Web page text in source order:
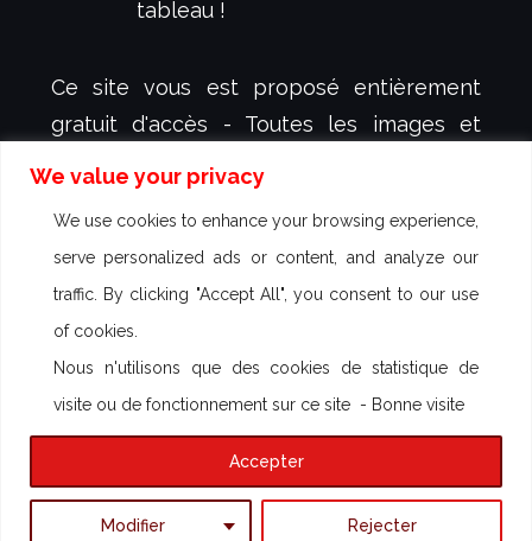
We value your privacy
We use cookies to enhance your browsing experience,
serve personalized ads or content, and analyze our
traffic. By clicking "Accept All", you consent to our use
of cookies.
Nous n'utilisons que des cookies de statistique de
visite ou de fonctionnement sur ce site - Bonne visite
Modifier Rejecter
Accepter
tableau !
Ce site vous est proposé entièrement
gratuit d'accès - Toutes les images et
sont la propriété exclusive de
créateur et illustrateur Sébastien KOVAL -
aucun droit d'utilisation n'est autorisé -
Des poursuites peuvent être engagées
contre toute utilisation commerciale
Thème parColorlibPropulsé parWordPress